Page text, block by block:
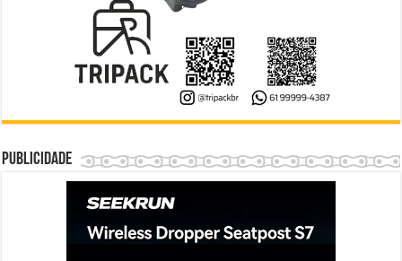
Publicidade